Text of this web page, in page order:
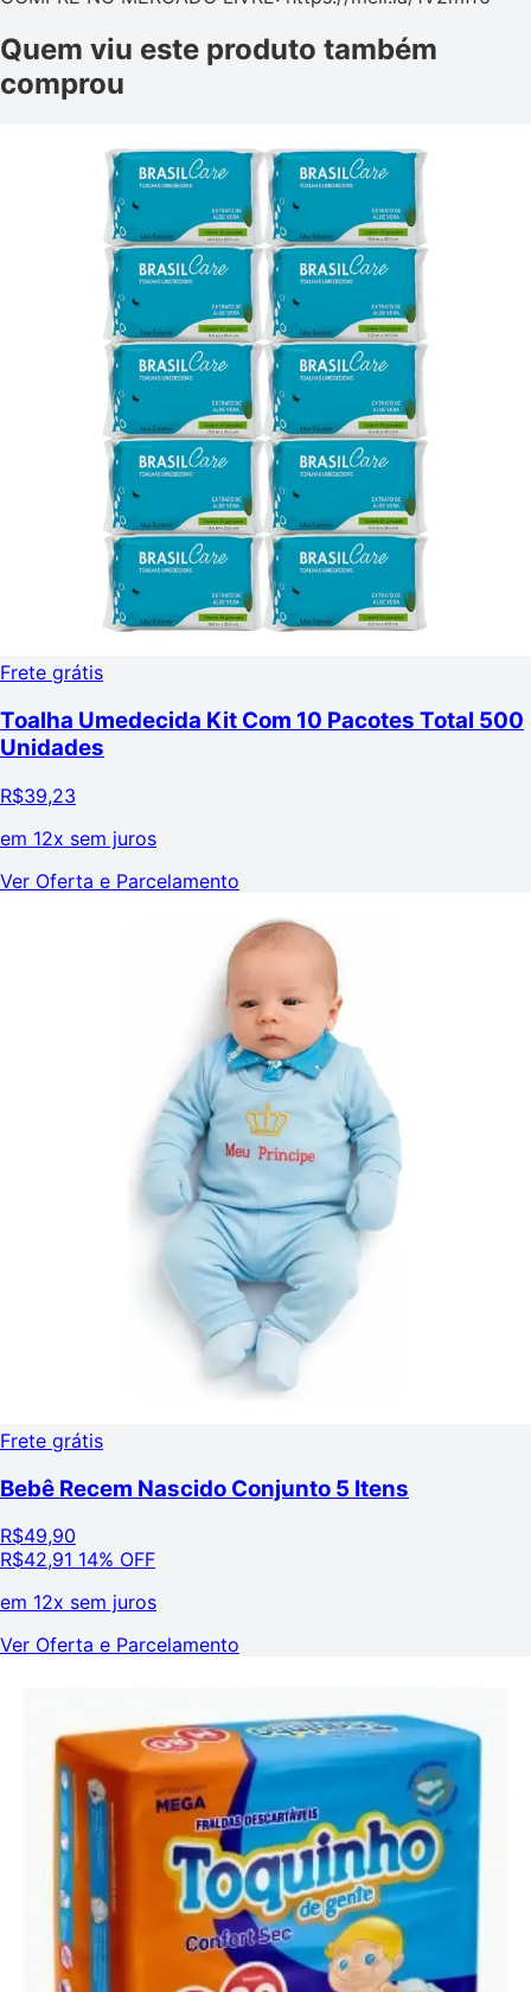
Quem viu este produto também
comprou
Frete grátis
Toalha Umedecida Kit Com 10 Pacotes Total 500
Unidades
R$39,23
em 12x sem juros
Ver Oferta e Parcelamento
Frete grátis
Bebê Recem Nascido Conjunto 5 Itens
R$49,90
R$42,91 14% OFF
em 12x sem juros
Ver Oferta e Parcelamento